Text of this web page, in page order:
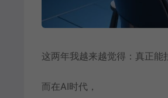
这两年我越来越觉得：真正能
而在AI时代，